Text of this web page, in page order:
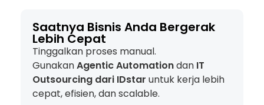
Saatnya Bisnis Anda Bergerak
Lebih Cepat
Tinggalkan proses manual.
GunakanAgentic Automationdan IT
Outsourcing dari IDstar untuk kerja lebih
cepat, efisien, dan scalable.